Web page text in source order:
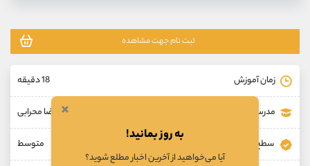
ثبت نام جهت مشاهده
زمان آموزش 18 دقیقه
مدرس مهندس علیرضا محرابی
سطح متوسط
×
به روز بمانید!
آیا می‌خواهید از آخرین اخبار مطلع شوید؟